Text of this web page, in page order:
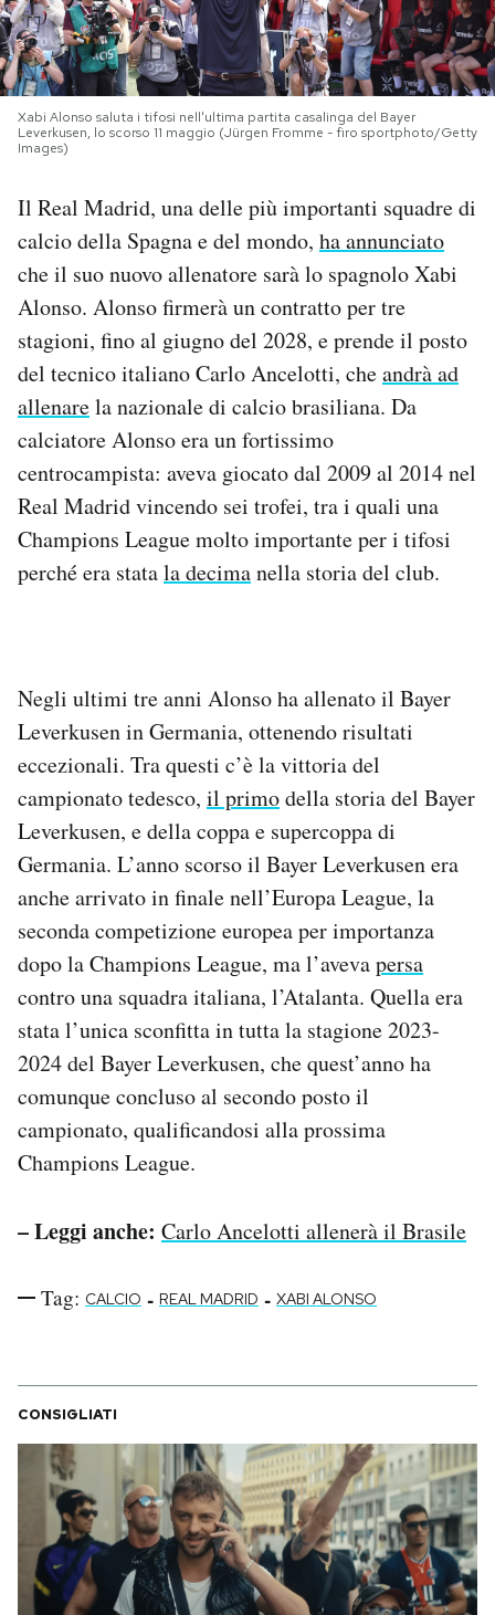
PODCAST
NEWSLETTER
SHOP
CALENDARIO
AREA PERSONALE
Newsletter
Notifiche mobile
Regala il Post
Hai bisogno di aiuto?
Xabi Alonso saluta i tifosi nell'ultima partita casalinga del Bayer
Leverkusen, lo scorso 11 maggio (Jürgen Fromme - firo sportphoto/Getty
Images)
Il Real Madrid, una delle più importanti squadre di
calcio della Spagna e del mondo, ha annunciato
che il suo nuovo allenatore sarà lo spagnolo Xabi
Alonso. Alonso firmerà un contratto per tre
stagioni, fino al giugno del 2028, e prende il posto
del tecnico italiano Carlo Ancelotti, cheandrà ad
allenarela nazionale di calcio brasiliana. Da
calciatore Alonso era un fortissimo
centrocampista: aveva giocato dal 2009 al 2014 nel
Real Madrid vincendo sei trofei, tra i quali una
Champions League molto importante per i tifosi
perché era statala decimanella storia del club.
Negli ultimi tre anni Alonso ha allenato il Bayer
Leverkusen in Germania, ottenendo risultati
eccezionali. Tra questi c’è la vittoria del
campionato tedesco, il primodella storia del Bayer
Leverkusen, e della coppa e supercoppa di
Germania. L’anno scorso il Bayer Leverkusen era
anche arrivato in finale nell’Europa League, la
seconda competizione europea per importanza
dopo la Champions League, ma l’avevapersa
contro una squadra italiana, l’Atalanta. Quella era
stata l’unica sconfitta in tutta la stagione 2023-
2024 del Bayer Leverkusen, che quest’anno ha
comunque concluso al secondo posto il
campionato, qualificandosi alla prossima
Champions League.
– Leggi anche: Carlo Ancelotti allenerà il Brasile
Tag: CALCIO - REAL MADRID - XABI ALONSO
CONSIGLIATI